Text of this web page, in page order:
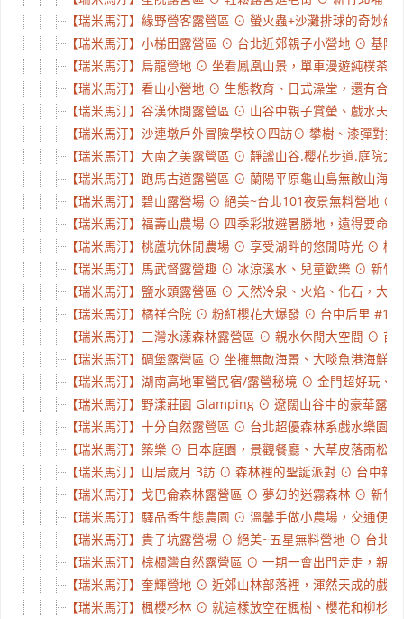
【瑞米馬汀】緣野營客露營區 ⊙ 螢火蟲+沙灘排球的奇妙
【瑞米馬汀】小梯田露營區 ⊙ 台北近郊親子小營地 ⊙ 基隆
【瑞米馬汀】烏龍營地 ⊙ 坐看鳳凰山景，單車漫遊純樸茶
【瑞米馬汀】看山小營地 ⊙ 生態教育、日式澡堂，還有合
【瑞米馬汀】谷漢休閒露營區 ⊙ 山谷中親子賞螢、戲水天
【瑞米馬汀】沙連墩戶外冒險學校⊙四訪⊙ 攀樹、漆彈對
【瑞米馬汀】大南之美露營區 ⊙ 靜謐山谷.櫻花步道.庭院
【瑞米馬汀】跑馬古道露營區 ⊙ 蘭陽平原龜山島無敵山海
【瑞米馬汀】碧山露營場 ⊙ 絕美~台北101夜景無料營地 ⊙
【瑞米馬汀】福壽山農場 ⊙ 四季彩妝避暑勝地，遠得要命
【瑞米馬汀】桃蘆坑休閒農場 ⊙ 享受湖畔的悠閒時光 ⊙ 桃
【瑞米馬汀】馬武督露營趣 ⊙ 冰涼溪水、兒童歡樂 ⊙ 新竹
【瑞米馬汀】鹽水頭露營區 ⊙ 天然冷泉、火焰、化石，大
【瑞米馬汀】橘祥合院 ⊙ 粉紅櫻花大爆發 ⊙ 台中后里 #164
【瑞米馬汀】三灣水漾森林露營區 ⊙ 親水休閒大空間 ⊙ 苗
【瑞米馬汀】碉堡露營區 ⊙ 坐擁無敵海景、大啖魚港海鮮
【瑞米馬汀】湖南高地軍營民宿/露營秘境 ⊙ 金門超好玩、
【瑞米馬汀】野漾莊園 Glamping ⊙ 遼闊山谷中的豪華露
【瑞米馬汀】十分自然露營區 ⊙ 台北超優森林系戲水樂園
【瑞米馬汀】築樂 ⊙ 日本庭園，景觀餐廳、大草皮落雨松
【瑞米馬汀】山居歲月 3訪 ⊙ 森林裡的聖誕派對 ⊙ 台中新
【瑞米馬汀】戈巴侖森林露營區 ⊙ 夢幻的迷霧森林 ⊙ 新竹
【瑞米馬汀】驛品香生態農園 ⊙ 溫馨手做小農場，交通便
【瑞米馬汀】貴子坑露營場 ⊙ 絕美~五星無料營地 ⊙ 台北
【瑞米馬汀】棕櫚灣自然露營區 ⊙ 一期一會出門走走，親
【瑞米馬汀】奎輝營地 ⊙ 近郊山林部落裡，渾然天成的戲
【瑞米馬汀】楓櫻杉林 ⊙ 就這樣放空在楓樹、櫻花和柳杉